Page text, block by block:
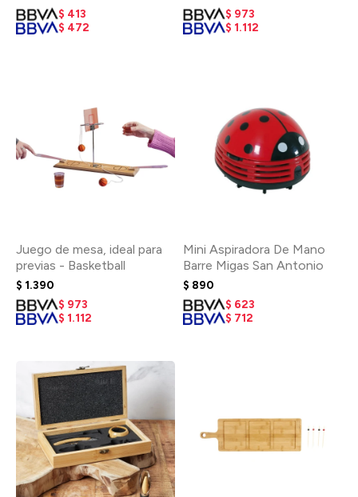
$ 413
$ 472
$ 973
$ 1.112
Juego de mesa, ideal para
previas - Basketball
$ 1.390
$ 973
$ 1.112
Mini Aspiradora De Mano
Barre Migas San Antonio
$ 890
$ 623
$ 712